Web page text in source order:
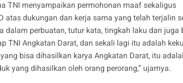
TNI menyampaikan permohonan maaf sekaligus
atas dukungan dan kerja sama yang telah terjalin
dalam perbuatan, tutur kata, tingkah laku dan juga
TNI Angkatan Darat, dan sekali lagi itu adalah
bisa dihasilkan karya Angkatan Darat, itu
yang dihasilkan oleh orang perorang,” ujarnya.